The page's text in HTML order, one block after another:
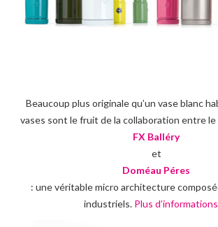
Beaucoup plus originale qu’un vase blanc
vases sont le fruit de la collaboration entre
FX Balléry
et
Doméau Péres
: une véritable micro architecture
industriels. Plus